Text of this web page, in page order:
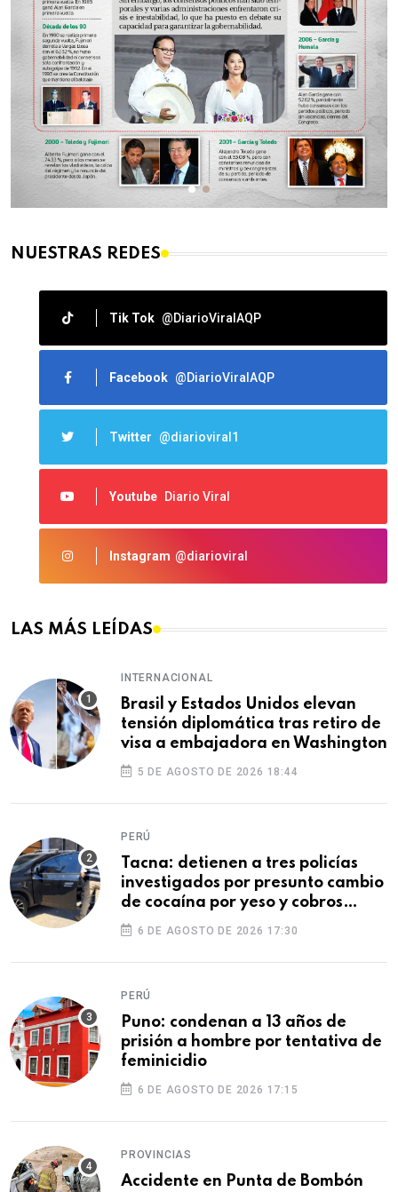
NUESTRAS REDES
Tik Tok @DiarioViralAQP
Facebook @DiarioViralAQP
Twitter @diarioviral1
Youtube Diario Viral
Instagram @diarioviral
LAS MÁS LEÍDAS
INTERNACIONAL
Brasil y Estados Unidos elevan
tensión diplomática tras retiro de
visa a embajadora en Washington
5 DE AGOSTO DE 2026 18:44
PERÚ
Tacna: detienen a tres policías
investigados por presunto cambio
de cocaína por yeso y cobros
ilegales
6 DE AGOSTO DE 2026 17:30
PERÚ
Puno: condenan a 13 años de
prisión a hombre por tentativa de
feminicidio
6 DE AGOSTO DE 2026 17:15
PROVINCIAS
Accidente en Punta de Bombón